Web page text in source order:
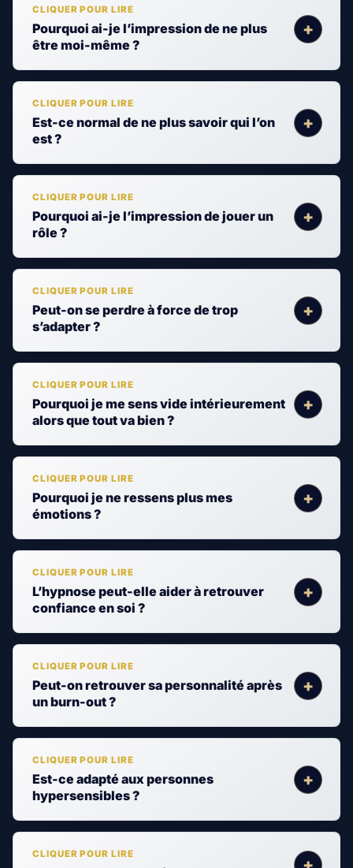
Pourquoi ai-je l’impression de ne plus
être moi-même ?
Est-ce normal de ne plus savoir qui l’on
est ?
Pourquoi ai-je l’impression de jouer un
rôle ?
Peut-on se perdre à force de trop
s’adapter ?
Pourquoi je me sens vide intérieurement
alors que tout va bien ?
Pourquoi je ne ressens plus mes
émotions ?
L’hypnose peut-elle aider à retrouver
confiance en soi ?
Peut-on retrouver sa personnalité après
un burn-out ?
Est-ce adapté aux personnes
hypersensibles ?